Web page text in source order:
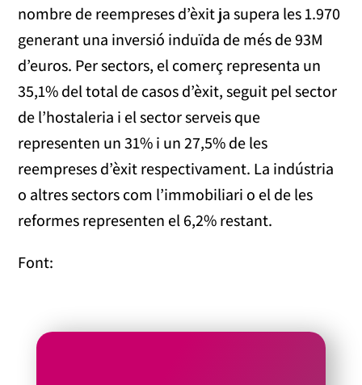
nombre de reempreses d’èxit ja supera les 1.970
generant una inversió induïda de més de 93M
d’euros. Per sectors, el comerç representa un
35,1% del total de casos d’èxit, seguit pel sector
de l’hostaleria i el sector serveis que
representen un 31% i un 27,5% de les
reempreses d’èxit respectivament. La indústria
o altres sectors com l’immobiliari o el de les
reformes representen el 6,2% restant.
Font: